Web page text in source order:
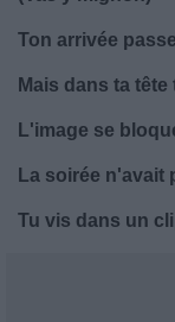
Ton arrivée
Mais dans ta
L'image se
La soirée n'avait
Tu vis dans un